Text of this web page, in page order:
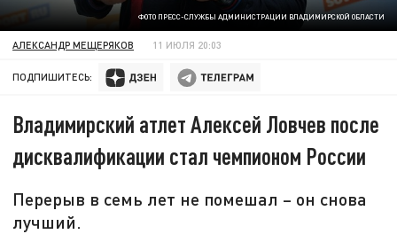
ФОТО ПРЕСС-СЛУЖБЫ АДМИНИСТРАЦИИ ВЛАДИМИРСКОЙ ОБЛАСТИ
АЛЕКСАНДР МЕЩЕРЯКОВ 11 ИЮЛЯ 20:03
ПОДПИШИТЕСЬ:
Владимирский атлет Алексей Ловчев после
дисквалификации стал чемпионом России
Перерыв в семь лет не помешал – он снова
лучший.